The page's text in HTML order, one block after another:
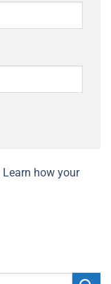
Learn how your